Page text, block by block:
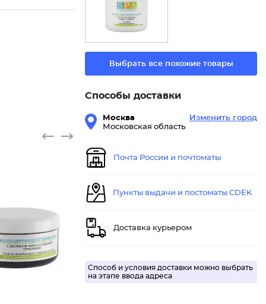
Моделир
Выбрать все похожие товары
Способы доставки
Москва
Московская область
Изменить город
Почта России и почтоматы
Пункты выдачи и постоматы CDEK
Доставка курьером
Способ и условия доставки можно выбрать
на этапе ввода адреса